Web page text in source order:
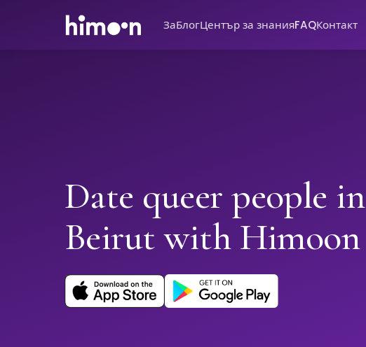
ЗаБлогЦентър за знанияFAQКонтакт
Date queer people in
Beirut with Himoon